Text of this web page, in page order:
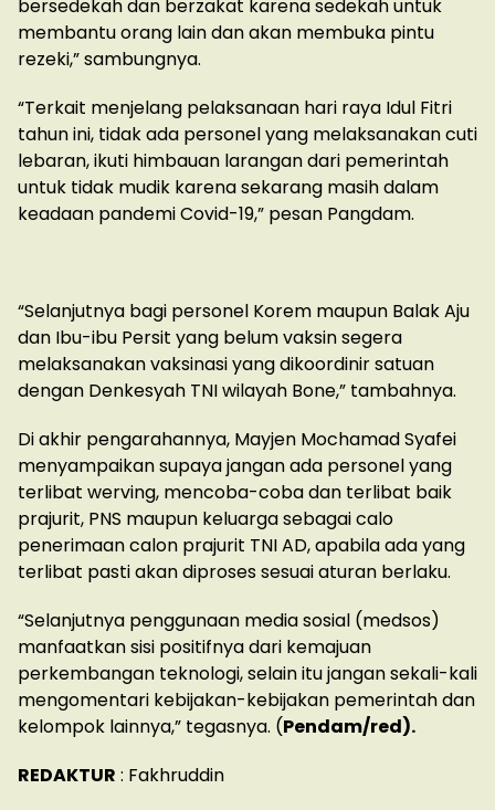
bersedekah dan berzakat karena sedekah untuk
membantu orang lain dan akan membuka pintu
rezeki,” sambungnya.
“Terkait menjelang pelaksanaan hari raya Idul Fitri
tahun ini, tidak ada personel yang melaksanakan cuti
lebaran, ikuti himbauan larangan dari pemerintah
untuk tidak mudik karena sekarang masih dalam
keadaan pandemi Covid-19,” pesan Pangdam.
“Selanjutnya bagi personel Korem maupun Balak Aju
dan Ibu-ibu Persit yang belum vaksin segera
melaksanakan vaksinasi yang dikoordinir satuan
dengan Denkesyah TNI wilayah Bone,” tambahnya.
Di akhir pengarahannya, Mayjen Mochamad Syafei
menyampaikan supaya jangan ada personel yang
terlibat werving, mencoba-coba dan terlibat baik
prajurit, PNS maupun keluarga sebagai calo
penerimaan calon prajurit TNI AD, apabila ada yang
terlibat pasti akan diproses sesuai aturan berlaku.
“Selanjutnya penggunaan media sosial (medsos)
manfaatkan sisi positifnya dari kemajuan
perkembangan teknologi, selain itu jangan sekali-kali
mengomentari kebijakan-kebijakan pemerintah dan
kelompok lainnya,” tegasnya. (Pendam/red).
REDAKTUR : Fakhruddin